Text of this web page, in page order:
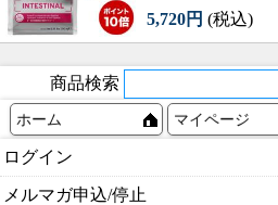
5,720円 (税込)
商品検索
ホーム マイページ
ログイン
メルマガ申込/停止